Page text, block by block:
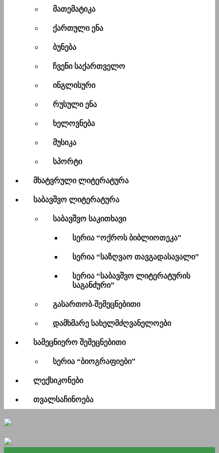
მათემატიკა
ქართული ენა
ბუნება
ჩვენი საქართველო
ინგლისური
რუსული ენა
ხელოვნება
მუსიკა
სპორტი
მხატვრული ლიტერატურა
საბავშვო ლიტერატურა
საბავშვო საკითხავი
სერია “ოქროს ბიბლიოთეკა”
სერია “საზღვაო თავგადასავალი”
სერია “საბავშვო ლიტერატურის
საგანძური”
გასართობ-შემეცნებითი
დამხმარე სახელმძღვანელოები
სამეცნიერო შემეცნებითი
სერია “ბიოგრაფიები”
ლექსიკონები
თვალსაჩინოება